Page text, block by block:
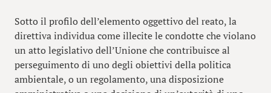
Sotto il profilo dell’elemento oggettivo del reato, la
direttiva individua come illecite le condotte che violano
un atto legislativo dell’Unione che contribuisce al
perseguimento di uno degli obiettivi della politica
ambientale, o un regolamento, una disposizione